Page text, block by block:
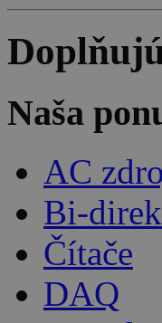
Naša
AC
Bi-
Čítače
DAQ